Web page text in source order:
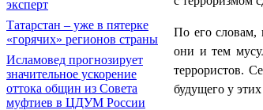
эксперт
Татарстан – уже в пятерке
«горячих» регионов страны
Исламовед прогнозирует
значительное ускорение
оттока общин из Совета
муфтиев в ЦДУМ России
По его словам,
они и тем
террористов.
будущего у